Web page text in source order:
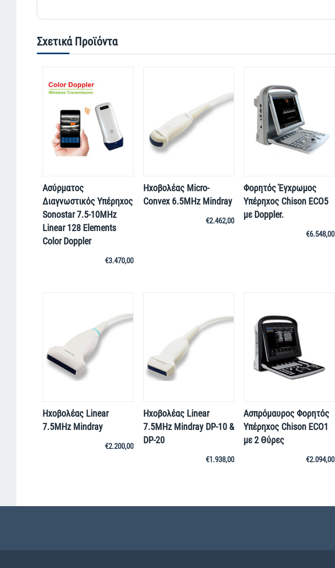
Σχετικά Προϊόντα
Ασύρματος
Διαγνωστικός Υπέρηχος
Sonostar 7.5-10MHz
Linear 128 Elements
Color Doppler
€3.470,00
Ηχοβολέας Micro-
Convex 6.5MHz Mindray
€2.462,00
Φορητός Έγχρωμος
Υπέρηχος Chison ECO5
με Doppler.
€6.548,00
Ηχοβολέας Linear
7.5MHz Mindray
€2.200,00
Ηχοβολέας Linear
7.5MHz Mindray DP-10 &
DP-20
€1.938,00
Ασπρόμαυρος Φορητός
Υπέρηχος Chison ECO1
με 2 Θύρες
€2.094,00